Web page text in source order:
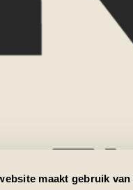
maakt gebruik
dat bij jullie past.
via Teams. Vind je